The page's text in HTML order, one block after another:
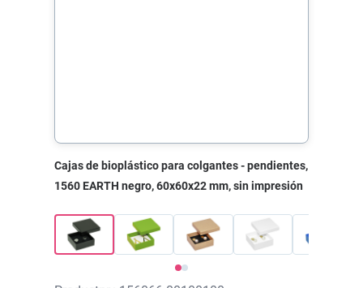
Cajas de bioplástico para colgantes - pendientes,
1560 EARTH negro, 60x60x22 mm, sin impresión